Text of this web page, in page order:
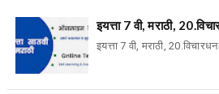
इयत्ता 7 वी, मराठी,
इयत्ता 7 वी, मराठी,